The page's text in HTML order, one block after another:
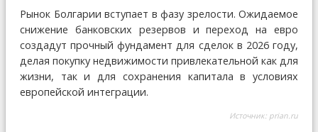
Рынок Болгарии вступает в фазу зрелости. Ожидаемое
снижение банковских резервов и переход на евро
создадут прочный фундамент для сделок в 2026 году,
делая покупку недвижимости привлекательной как для
жизни, так и для сохранения капитала в условиях
европейской интеграции.
Источник: prian.ru